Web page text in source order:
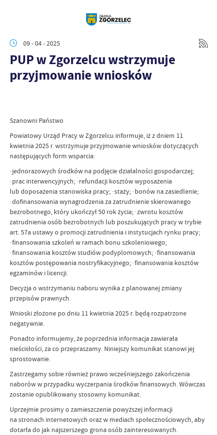
09 - 04 - 2025
PUP w Zgorzelcu wstrzymuje
przyjmowanie wniosków
Szanowni Państwo
Powiatowy Urząd Pracy w Zgorzelcu informuje, iż z dniem 11
kwietnia 2025 r. wstrzymuje przyjmowanie wniosków dotyczących
następujących form wsparcia:
·jednorazowych środków na podjęcie działalności gospodarczej;
·prac interwencyjnych; ·refundacji kosztów wyposażenia
lub doposażenia stanowiska pracy; ·staży; ·bonów na zasiedlenie;
·dofinansowania wynagrodzenia za zatrudnienie skierowanego
bezrobotnego, który ukończył 50 rok życia; ·zwrotu kosztów
zatrudnienia osób bezrobotnych lub poszukujących pracy w trybie
art. 57a ustawy o promocji zatrudnienia i instytucjach rynku pracy;
·finansowania szkoleń w ramach bonu szkoleniowego;
·finansowania kosztów studiów podyplomowych; ·finansowania
kosztów postępowania nostryfikacyjnego; ·finansowania kosztów
egzaminów i licencji.
Decyzja o wstrzymaniu naboru wynika z planowanej zmiany
przepisów prawnych.
Wnioski złożone po dniu 11 kwietnia 2025 r. będą rozpatrzone
negatywnie.
Ponadto informujemy, że poprzednia informacja zawierała
nieścisłości, za co przepraszamy. Niniejszy komunikat stanowi jej
sprostowanie.
Zastrzegamy sobie również prawo wcześniejszego zakończenia
naborów w przypadku wyczerpania środków finansowych. Wówczas
zostanie opublikowany stosowny komunikat.
Uprzejmie prosimy o zamieszczenie powyższej informacji
na stronach internetowych oraz w mediach społecznościowych, aby
dotarła do jak najszerszego grona osób zainteresowanych.